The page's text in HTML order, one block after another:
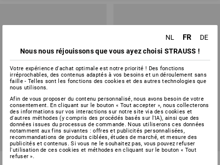
NOUVEAU
PROMO -33%
Porte-bloc STRAUSS
NOUVEAU
PROMO -31%
NL FR
DE
Nous nous réjouissons que vous ayez choisi STRAUSS !
Votre expérience d'achat optimale est notre priorité ! Des fonctions
irréprochables, des contenus adaptés à vos besoins et un déroulement sans
faille - Telles sont les fonctions des cookies et des autres technologies que
nous utilisons.
Afin de vous proposer du contenu personnalisé, nous avons besoin de votre
consentement. En cliquant sur le bouton « Tout accepter », nous collecterons
des informations sur vos interactions sur notre site via des cookies et
d'autres méthodes (y compris des procédés basés sur l'IA), ainsi que des
données issues du processus de commande. Nous utiliserons ces données
notamment aux fins suivantes : offres et publicités personnalisées,
recommandations de produits ciblées, études de marché, et mesure des
publicités et contenus. Si vous ne le souhaitez pas, vous pouvez refuser
l'utilisation de ces cookies et méthodes en cliquant sur le bouton « Tout
refuser ».